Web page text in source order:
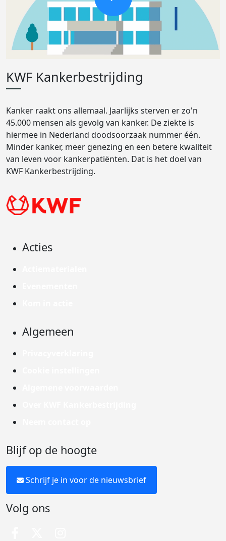
KWF Kankerbestrijding
Kanker raakt ons allemaal. Jaarlijks sterven er zo'n
45.000 mensen als gevolg van kanker. De ziekte is
hiermee in Nederland doodsoorzaak nummer één.
Minder kanker, meer genezing en een betere kwaliteit
van leven voor kankerpatiënten. Dat is het doel van
KWF Kankerbestrijding.
Acties
Algemeen
Blijf op de hoogte
Schrijf je in voor de nieuwsbrief
Volg ons